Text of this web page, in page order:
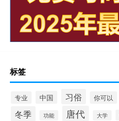
标签
专业 中国 习俗 你可以
冬季 功能 唐代 大学